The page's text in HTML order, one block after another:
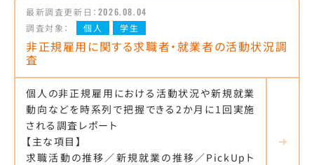
最新調査更新日： 2026.08.04
調査対象：
個人 学生
非正規雇用に関する求職者・就業者の活動状況調
査
個人の非正規雇用における活動状況や新規就業
動向などを時系列で把握できる2か月に1回実施
される調査レポート
【主な項目】
求職活動の推移／新規就業の推移／PickUpト